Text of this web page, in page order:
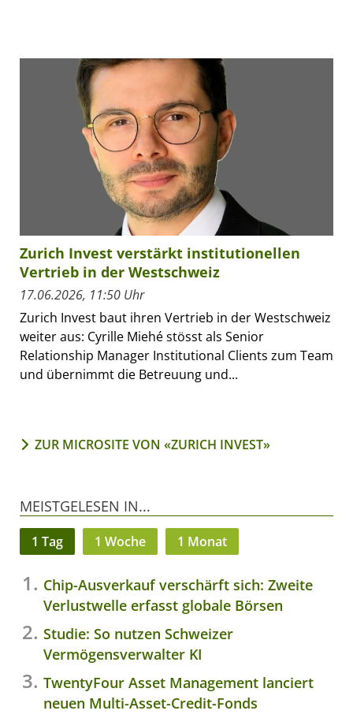
Zurich Invest verstärkt institutionellen
Vertrieb in der Westschweiz
17.06.2026, 11:50 Uhr
Zurich Invest baut ihren Vertrieb in der Westschweiz
weiter aus: Cyrille Miehé stösst als Senior
Relationship Manager Institutional Clients zum Team
und übernimmt die Betreuung und...
ZUR MICROSITE VON «ZURICH INVEST»
MEISTGELESEN IN...
1 Tag 1 Woche 1 Monat
Chip-Ausverkauf verschärft sich: Zweite
Verlustwelle erfasst globale Börsen
Studie: So nutzen Schweizer
Vermögensverwalter KI
TwentyFour Asset Management lanciert
neuen Multi-Asset-Credit-Fonds